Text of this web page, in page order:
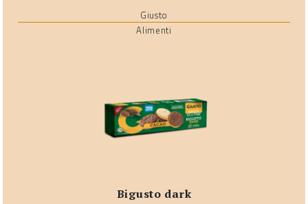
Giusto
Alimenti
bigusto dark